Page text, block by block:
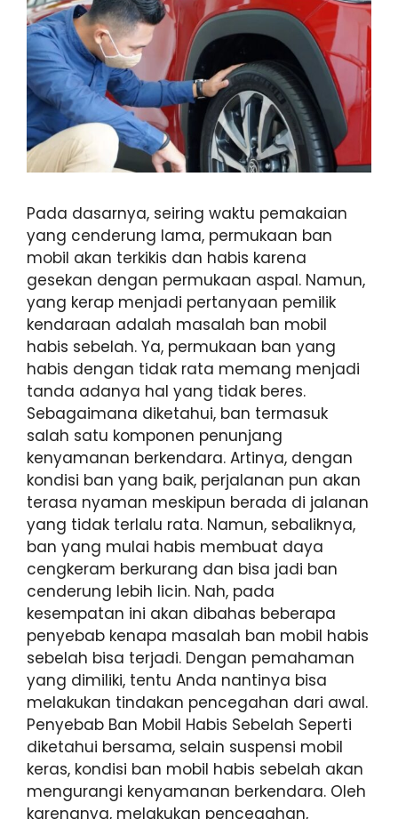
Pada dasarnya, seiring waktu pemakaian
yang cenderung lama, permukaan ban
mobil akan terkikis dan habis karena
gesekan dengan permukaan aspal. Namun,
yang kerap menjadi pertanyaan pemilik
kendaraan adalah masalah ban mobil
habis sebelah. Ya, permukaan ban yang
habis dengan tidak rata memang menjadi
tanda adanya hal yang tidak beres.
Sebagaimana diketahui, ban termasuk
salah satu komponen penunjang
kenyamanan berkendara. Artinya, dengan
kondisi ban yang baik, perjalanan pun akan
terasa nyaman meskipun berada di jalanan
yang tidak terlalu rata. Namun, sebaliknya,
ban yang mulai habis membuat daya
cengkeram berkurang dan bisa jadi ban
cenderung lebih licin. Nah, pada
kesempatan ini akan dibahas beberapa
penyebab kenapa masalah ban mobil habis
sebelah bisa terjadi. Dengan pemahaman
yang dimiliki, tentu Anda nantinya bisa
melakukan tindakan pencegahan dari awal.
Penyebab Ban Mobil Habis Sebelah Seperti
diketahui bersama, selain suspensi mobil
keras, kondisi ban mobil habis sebelah akan
mengurangi kenyamanan berkendara. Oleh
karenanya, melakukan pencegahan,